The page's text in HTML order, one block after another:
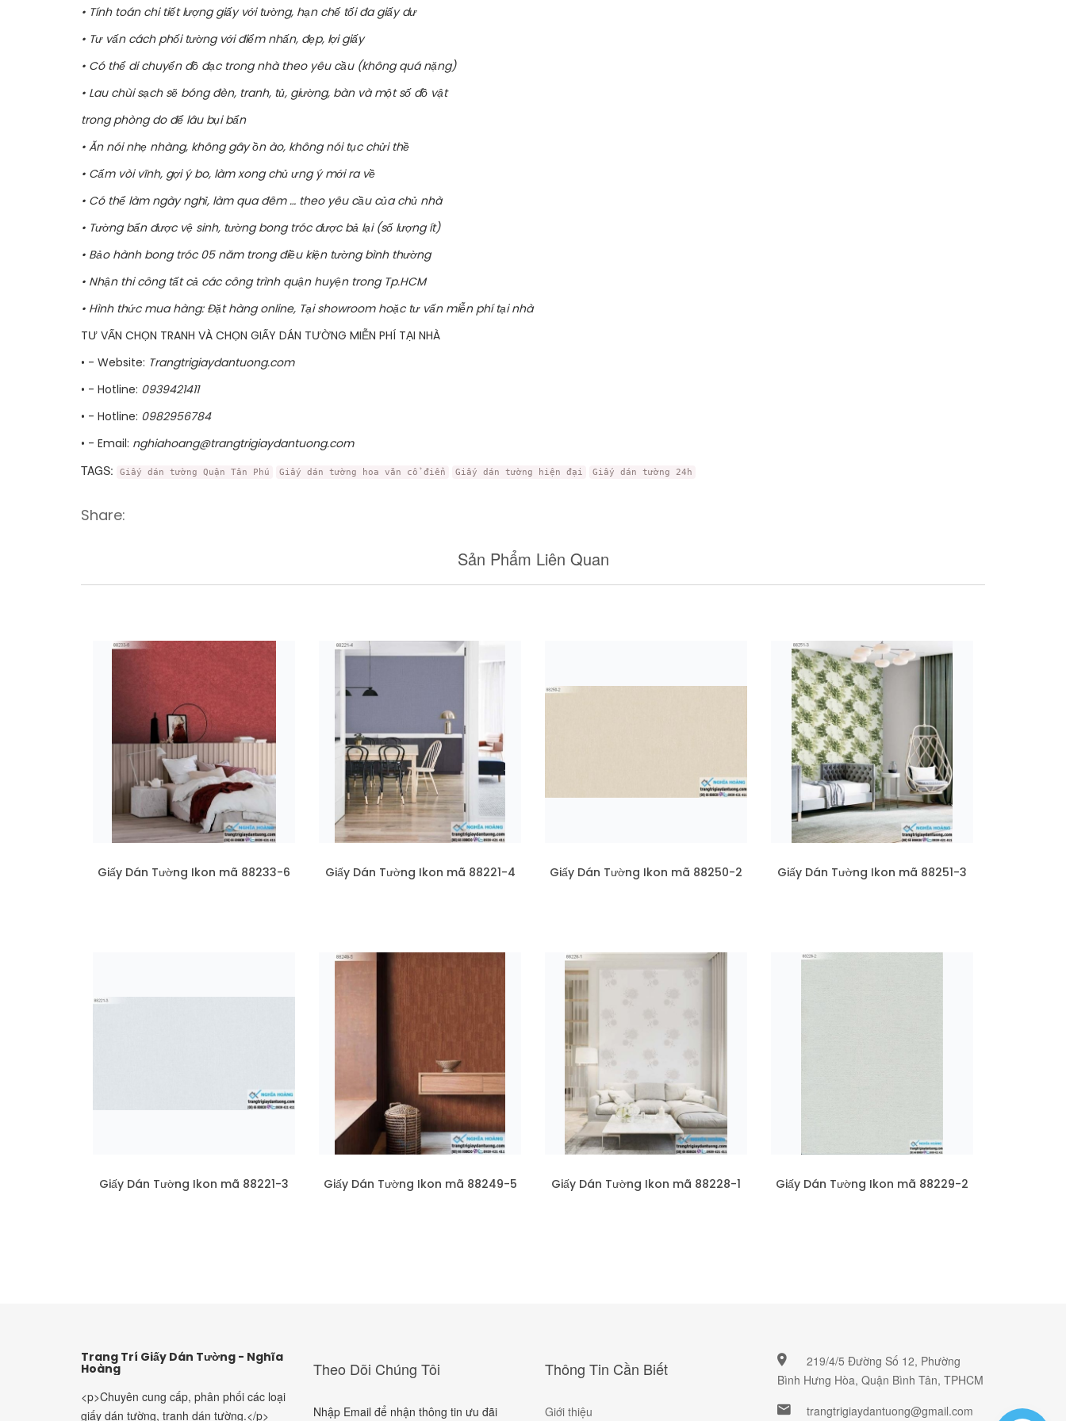
• Tính toán chi tiết lượng giấy với tường, hạn chế tối đa giấy dư
• Tư vấn cách phối tường với điểm nhấn, đẹp, lợi giấy
• Có thể di chuyển đồ đạc trong nhà theo yêu cầu (không quá nặng)
• Lau chùi sạch sẽ bóng đèn, tranh, tủ, giường, bàn và một số đồ vật
trong phòng do để lâu bụi bẩn
• Ăn nói nhẹ nhàng, không gây ồn ào, không nói tục chửi thề
• Cấm vòi vĩnh, gợi ý bo, làm xong chủ ưng ý mới ra về
• Có thể làm ngày nghỉ, làm qua đêm … theo yêu cầu của chủ nhà
• Tường bẩn được vệ sinh, tường bong tróc được bả lại (số lượng ít)
• Bảo hành bong tróc 05 năm trong điều kiện tường bình thường
• Nhận thi công tất cả các công trình quận huyện trong Tp.HCM
• Hình thức mua hàng: Đặt hàng online, Tại showroom hoặc tư vấn miễn phí tại nhà
TƯ VẤN CHỌN TRANH VÀ CHỌN GIẤY DÁN TƯỜNG MIỄN PHÍ TẠI NHÀ
• - Website: Trangtrigiaydantuong.com
• - Hotline: 0939421411
• - Hotline: 0982956784
• - Email: nghiahoang@trangtrigiaydantuong.com
TAGS:
Giấy dán tường Quận Tân Phú Giấy dán tường hoa văn cổ điển Giấy dán tường hiện đại Giấy dán tường 24h
Share:
Sản Phẩm Liên Quan
Giấy Dán Tường Ikon mã 88233-6 Giấy Dán Tường Ikon mã 88221-4 Giấy Dán Tường Ikon mã 88250-2 Giấy Dán Tường Ikon mã 88251-3
Giấy Dán Tường Ikon mã 88221-3 Giấy Dán Tường Ikon mã 88249-5 Giấy Dán Tường Ikon mã 88228-1 Giấy Dán Tường Ikon mã 88229-2
Trang Trí Giấy Dán Tường - Nghĩa
Hoàng
<p>Chuyên cung cấp, phân phối các loại
giấy dán tường, tranh dán tường.</p>
Theo Dõi Chúng Tôi
Nhập Email để nhận thông tin ưu đãi
Thông Tin Cần Biết
Giới thiệu
219/4/5 Đường Số 12, Phường
Bình Hưng Hòa, Quận Bình Tân, TPHCM
trangtrigiaydantuong@gmail.com